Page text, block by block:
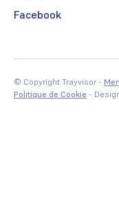
Facebook
© Copyright Trayvisor -
Politique de Cookie -